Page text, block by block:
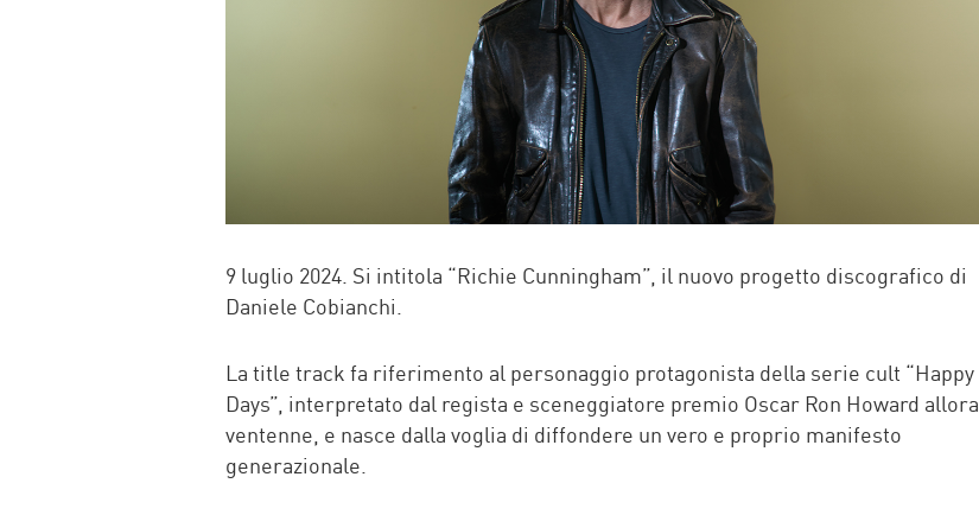
9 luglio 2024. Si intitola “Richie Cunningham”, il nuovo progetto discografico di
Daniele Cobianchi.
La title track fa riferimento al personaggio protagonista della serie cult “Happy
Days”, interpretato dal regista e sceneggiatore premio Oscar Ron Howard allora
ventenne, e nasce dalla voglia di diffondere un vero e proprio manifesto
generazionale.